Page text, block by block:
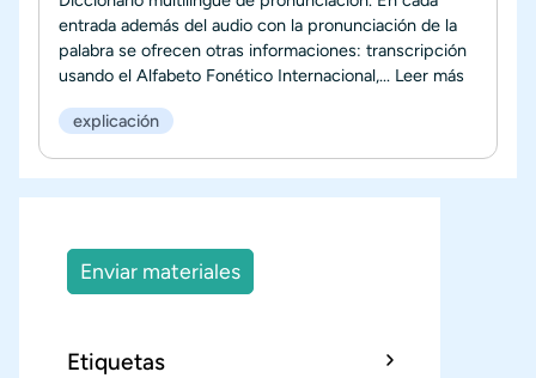
entrada además del audio con la pronunciación de la
palabra se ofrecen otras informaciones: transcripción
usando el Alfabeto Fonético Internacional,... Leer más
explicación
Enviar materiales
Etiquetas